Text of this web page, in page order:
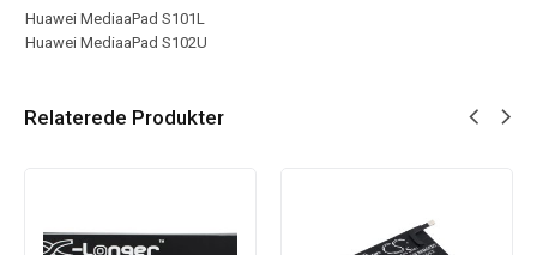
Huawei MediaaPad S101L
Huawei MediaaPad S102U
Relaterede Produkter